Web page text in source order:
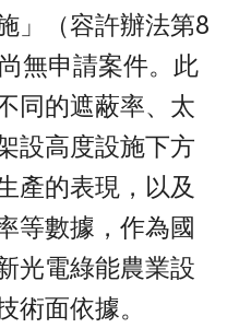
」（容許辦法第8
無申請案件。此
同的遮蔽率、太
設高度設施下方
產的表現，以及
等數據，作為國
光電綠能農業設
術面依據。